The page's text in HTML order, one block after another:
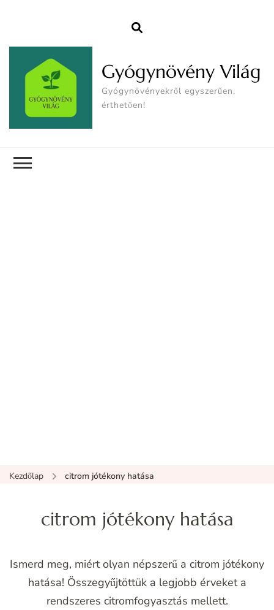
Gyógynövény Világ
Gyógynövényekről egyszerűen,
érthetően!
Kezdőlap citrom jótékony hatása
citrom jótékony hatása
Ismerd meg, miért olyan népszerű a citrom jótékony
hatása! Összegyűjtöttük a legjobb érveket a
rendszeres citromfogyasztás mellett.